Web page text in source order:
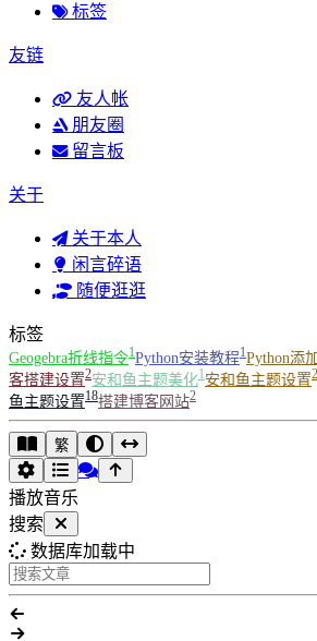
标签
友链
友人帐
朋友圈
留言板
关于
关于本人
闲言碎语
随便逛逛
标签
Geogebra折线指令1Python安装教程1Python添
客搭建设置2安和鱼主题美化1安和鱼主题设置2
鱼主题设置18搭建博客网站2
繁
播放音乐
搜索
数据库加载中